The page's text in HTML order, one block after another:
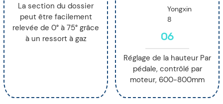
La section du dossier
peut être facilement
relevée de 0° à 75° grâce
à un ressort à gaz
06
Réglage de la hauteur Par
pédale, contrôlé par
moteur, 600-800mm